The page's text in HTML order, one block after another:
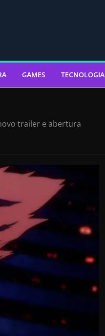
GAMES TECNOLOGIA
trailer e abertura